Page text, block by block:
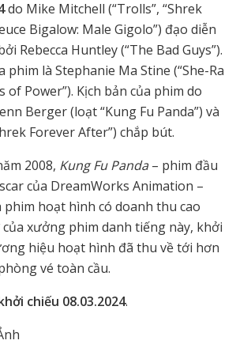
do Mike Mitchell (“Trolls”, “Shrek
Bigalow: Male Gigolo”) đạo diễn
Rebecca Huntley (“The Bad Guys”).
là Stephanie Ma Stine (“She-Ra
of Power”). Kịch bản của phim do
Berger (loạt “Kung Fu Panda”) và
Forever After”) chắp bút.
2008, Kung Fu Panda– phim đầu
của DreamWorks Animation –
hoạt hình có doanh thu cao
xưởng phim danh tiếng này, khởi
hiệu hoạt hình đã thu về tới hơn
vé toàn cầu.
chiếu 08.03.2024.